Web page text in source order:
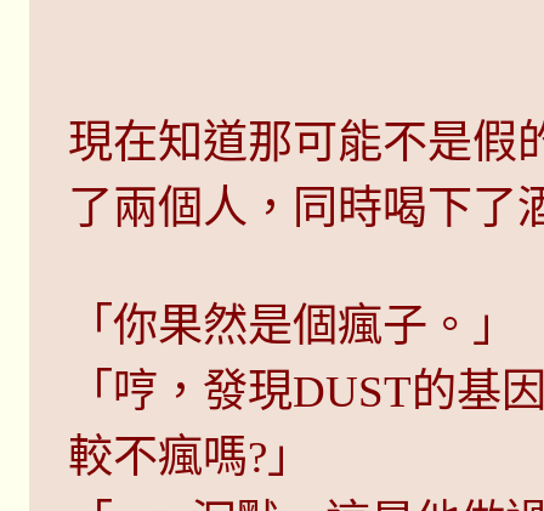
現在知道那可能不是假
了兩個人，同時喝下了
「你果然是個瘋子。」
「哼，發現DUST的基
較不瘋嗎?」